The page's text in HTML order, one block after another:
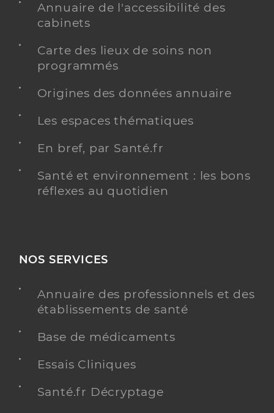
Annuaire de l'accessibilité des
cabinets
Carte des lieux de soins non
programmés
Origines des données annuaire
Les espaces thématiques
En bref, par Santé.fr
Santé et environnement : les bons
réflexes au quotidien
NOS SERVICES
Annuaire des professionnels et des
établissements de santé
Base de médicaments
Essais Cliniques
Santé.fr Décryptage